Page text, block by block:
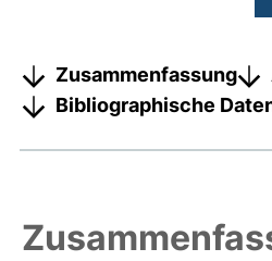
Zusammenfassung
Bibliographische